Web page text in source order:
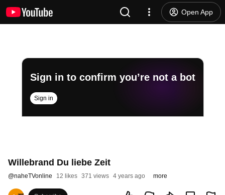
Open App
Sign in to confirm you’re not a bot
Sign in
Willebrand Du liebe Zeit
@naheTVonline 12 likes 371 views 4 years ago more